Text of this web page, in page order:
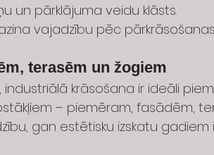
un pārklājuma veidu klāsts.
vajadzību pēc
terasēm un žogiem
industriālā krāsošana ir ideāli
– piemēram, fasādēm,
gan estētisku izskatu gadiem